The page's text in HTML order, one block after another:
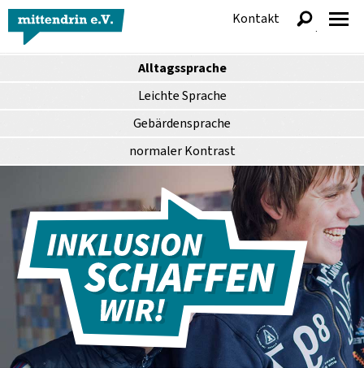
Alltagssprache
Leichte Sprache
Gebärdensprache
normalerKontrast
Kontakt
anzeigen